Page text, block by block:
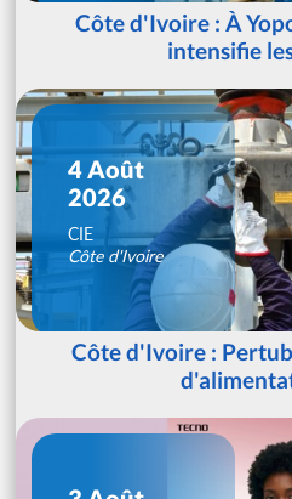
Côte d'Ivoire : À
intensifie
4 Août
2026
CIE
Côte d'Ivoire
Côte d'Ivoire :